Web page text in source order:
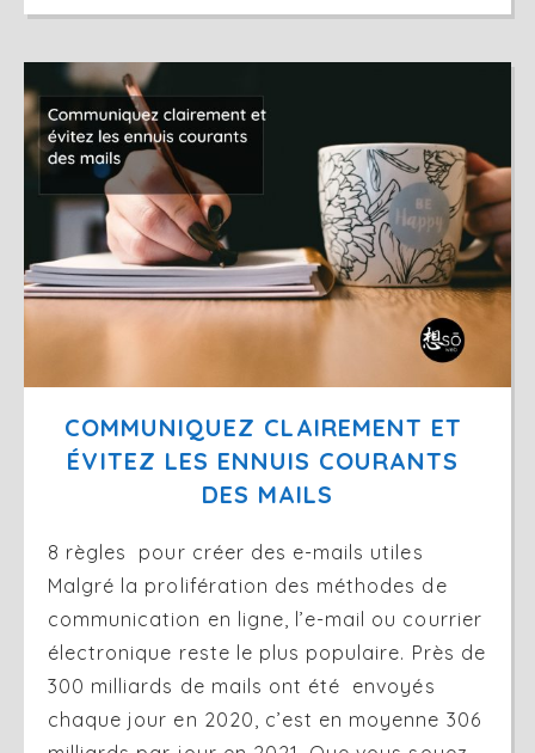
COMMUNIQUEZ CLAIREMENT ET
ÉVITEZ LES ENNUIS COURANTS
DES MAILS
8 règles pour créer des e-mails utiles
Malgré la prolifération des méthodes de
communication en ligne, l’e-mail ou courrier
électronique reste le plus populaire. Près de
300 milliards de mails ont été envoyés
chaque jour en 2020, c’est en moyenne 306